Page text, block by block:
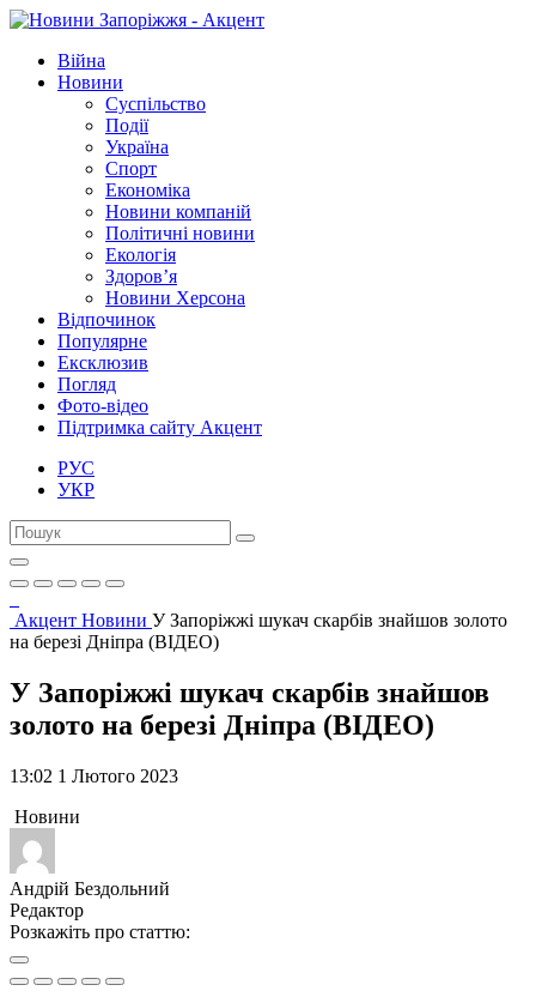
Війна
Новини
Суспільство
Події
Україна
Спорт
Економіка
Новини компаній
Політичні новини
Екологія
Здоров’я
Новини Херсона
Відпочинок
Популярне
Ексклюзив
Погляд
Фото-відео
Підтримка сайту Акцент
РУС
УКР
Акцент Новини У Запоріжжі шукач скарбів знайшов золото
на березі Дніпра (ВІДЕО)
У Запоріжжі шукач скарбів знайшов
золото на березі Дніпра (ВІДЕО)
13:02 1 Лютого 2023
Новини
Андрій Бездольний
Редактор
Розкажіть про статтю: